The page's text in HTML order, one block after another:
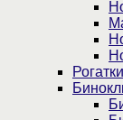
Рогатки